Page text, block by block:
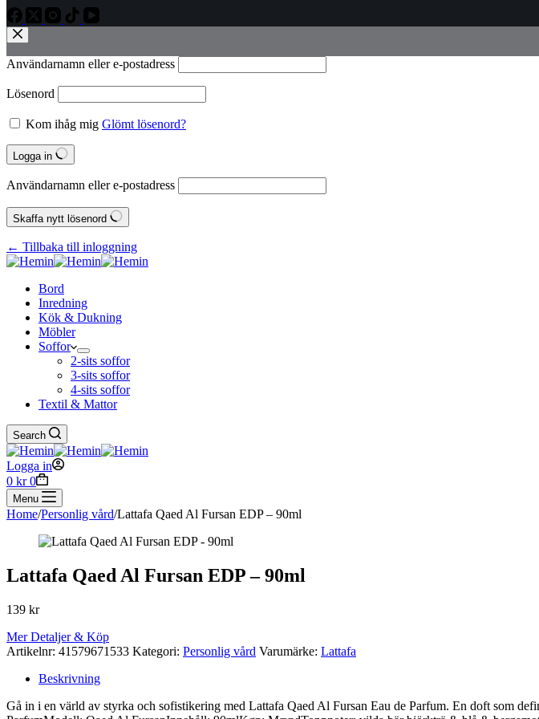
Användarnamn eller e‑postadress
Lösenord
Kom ihåg mig Glömt lösenord?
Logga in
Användarnamn eller e‑postadress
Skaffa nytt lösenord
← Tillbaka till inloggning
Bord
Inredning
Kök & Dukning
Möbler
Soffor
2-sits soffor
3-sits soffor
4-sits soffor
Textil & Mattor
Search
Logga in
Shopping
cart
0 kr 0
Menu
Home/Personlig vård/Lattafa Qaed Al Fursan EDP – 90ml
Lattafa Qaed Al Fursan EDP – 90ml
139 kr
Mer Detaljer & Köp
Artikelnr: 41579671533 Kategori: Personlig vård Varumärke: Lattafa
Beskrivning
Gå in i en värld av styrka och sofistikering med Lattafa Qaed Al Fursan Eau de Parfum. En doft som